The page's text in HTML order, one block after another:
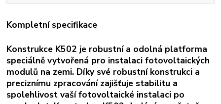
Kompletní specifikace
Konstrukce K502 je robustní a odolná platforma
speciálně vytvořená pro instalaci fotovoltaických
modulů na zemi. Díky své robustní konstrukci a
preciznímu zpracování zajišťuje stabilitu a
spolehlivost vaší fotovoltaické instalaci po